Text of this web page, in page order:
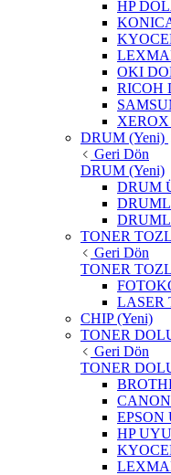
HP
OKI
RICOH
DRUM (Yeni)
Geri Dön
DRUM (Yeni)
DRUM
TONER
Geri Dön
TONER
LASER
CHIP (Yeni)
TONER
Geri Dön
TONER
EPSON
HP